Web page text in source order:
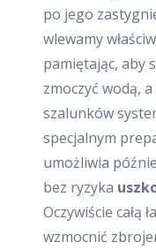
po jego
wlewamy
pamiętając, aby
zmoczyć wodą,
szalunków
specjalnym
umożliwia
bez ryzyka
Oczywiście całą
wzmocnić